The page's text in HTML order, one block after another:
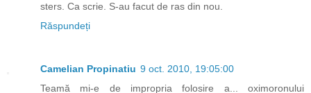
sters. Ca scrie. S-au facut de ras din nou.
Răspundeți
Camelian Propinatiu 9 oct. 2010, 19:05:00
Teamă mi-e de impropria folosire a... oximoronului